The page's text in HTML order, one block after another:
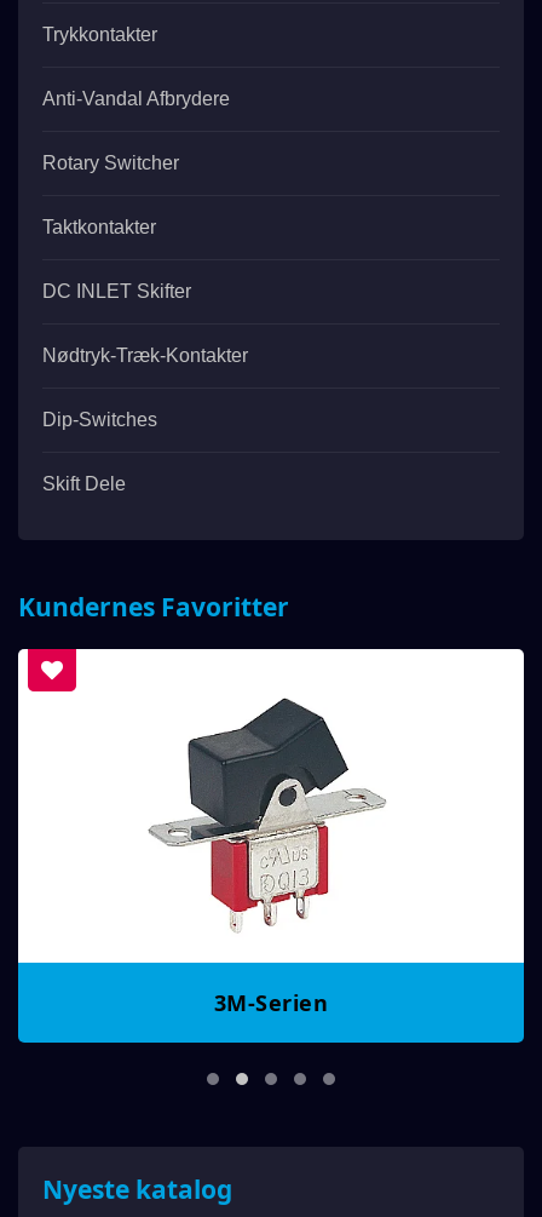
Trykkontakter
Anti-Vandal Afbrydere
Rotary Switcher
Taktkontakter
DC INLET Skifter
Nødtryk-Træk-Kontakter
Dip-Switches
Skift Dele
Kundernes Favoritter
3M-Serien
Nyeste katalog